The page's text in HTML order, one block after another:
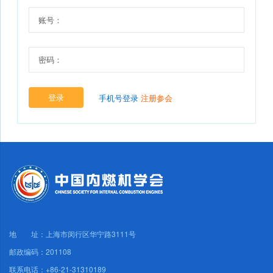
账号：
密码：
登录 手机号登录 注册参会
地 址：上海市闵行区华宁路3111号
邮政编码：201108
联系电话：+86-21-31310189